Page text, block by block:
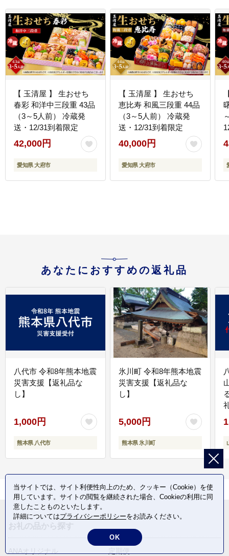
【 玉清屋 】 生おせち
春彩 和洋中三段重 43品
（3～5人前） 冷蔵発
送・12/31到着限定
42,000円
愛知県 大府市
【 玉清屋 】 生おせち
恵比寿 和風三段重 44品
（3～5人前） 冷蔵発
送・12/31到着限定
40,000円
愛知県 大府市
あなたにおすすめの返礼品
八代市 令和8年熊本地震
災害支援【返礼品な
し】
1,000円
熊本県 八代市
氷川町 令和8年熊本地震
災害支援【返礼品な
し】
5,000円
熊本県 氷川町
当サイトでは、サイト利便性向上のため、クッキー（Cookie）を使
用しています。サイトの閲覧を継続された場合、Cookieの利用に同
意したことものといたします。
詳細についてはプライバシーポリシーをお読みください。
OK